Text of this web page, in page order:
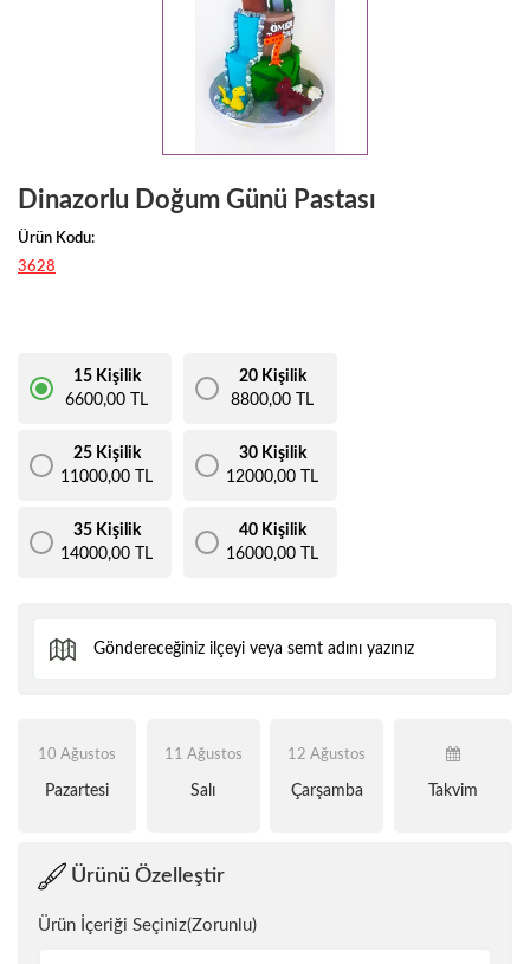
Dinazorlu Doğum Günü Pastası
Ürün Kodu:
3628
15 Kişilik
6600,00 TL
20 Kişilik
8800,00 TL
25 Kişilik
11000,00 TL
30 Kişilik
12000,00 TL
35 Kişilik
14000,00 TL
40 Kişilik
16000,00 TL
10 Ağustos
Pazartesi
11 Ağustos
Salı
12 Ağustos
Çarşamba Takvim
Ürünü Özelleştir
Ürün İçeriği Seçiniz(Zorunlu)